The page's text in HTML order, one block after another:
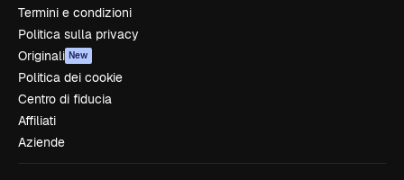
Termini e condizioni
Politica sulla privacy
Originali New
Politica dei cookie
Centro di fiducia
Affiliati
Aziende